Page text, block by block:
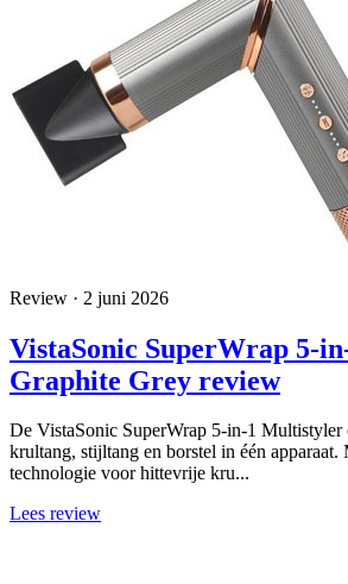
Review · 2 juni 2026
VistaSonic SuperWrap 5-
Graphite Grey review
De VistaSonic SuperWrap 5-in-1 Multistyler
krultang, stijltang en borstel in één apparaat.
technologie voor hittevrije kru...
Lees review